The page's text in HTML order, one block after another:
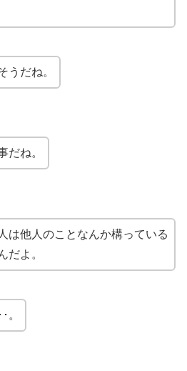
うだね。
だね。
は他人のことなんか構っている
だよ。
。